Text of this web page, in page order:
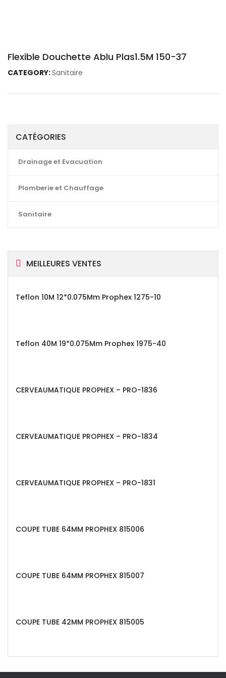
CATÉGORIES
Drainage et Evacuation
Plomberie et Chauffage
Sanitaire
MEILLEURES VENTES
Teflon 10M 12*0.075Mm Prophex 1275-10
Teflon 40M 19*0.075Mm Prophex 1975-40
CERVEAUMATIQUE PROPHEX – PRO-1836
CERVEAUMATIQUE PROPHEX – PRO-1834
CERVEAUMATIQUE PROPHEX – PRO-1831
COUPE TUBE 64MM PROPHEX 815006
COUPE TUBE 64MM PROPHEX 815007
COUPE TUBE 42MM PROPHEX 815005
Flexible Douchette Ablu Plas1.5M 150-37
CATEGORY:Sanitaire